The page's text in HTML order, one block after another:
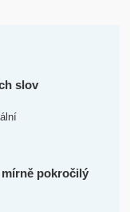
slov
pokročilý